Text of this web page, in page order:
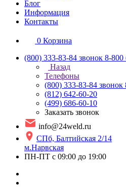
Блог
Информация
Контакты
0 Корзина
(800) 333-83-84 звонок 8-
Назад
Телефоны
(800) 333-83-84 звонок
(812) 642-60-20
(499) 686-60-10
Заказать звонок
info@24weld.ru
СПб, Балтийская 2/14
м.Нарвская
ПН-ПТ с 09:00 до 19:00